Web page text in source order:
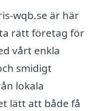
wqb.se är här
rätt företag för
vårt enkla
smidigt
lokala
lätt att både få